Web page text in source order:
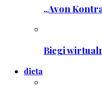
„Avon
Biegi
dieta